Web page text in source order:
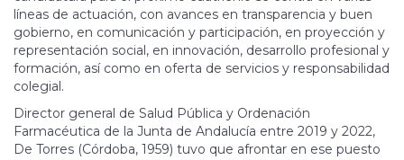
líneas de actuación, con avances en transparencia y buen
gobierno, en comunicación y participación, en proyección y
representación social, en innovación, desarrollo profesional y
formación, así como en oferta de servicios y responsabilidad
colegial.
Director general de Salud Pública y Ordenación
Farmacéutica de la Junta de Andalucía entre 2019 y 2022,
De Torres (Córdoba, 1959) tuvo que afrontar en ese puesto